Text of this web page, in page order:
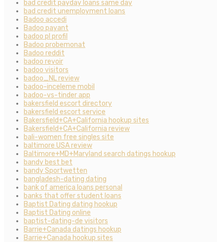
bad credit payday loans same day
bad credit unemployment loans
Badoo accedi
Badoo payant
badoo pl profil
Badoo probemonat
Badoo reddit
badoo revoir
badoo visitors
badoo_NL review
badoo-inceleme mobil
badoo-vs-tinder app
bakersfield escort directory
bakersfield escort service
Bakersfield+CA+California hookup sites
Bakersfield+CA+California review
bali-women free singles site
baltimore USA review
Baltimore+MD+Maryland search datings hookup
bandy best bet
bandy Sportwetten
bangladesh-dating dating
bank of america loans personal
banks that offer student loans
Baptist Dating dating hookup
Baptist Dating online
baptist-dating-de visitors
Barrie+Canada datings hookup
Barrie+Canada hookup sites